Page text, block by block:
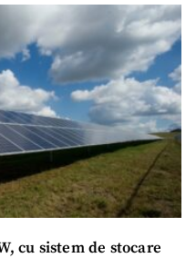
cu sistem de stocare